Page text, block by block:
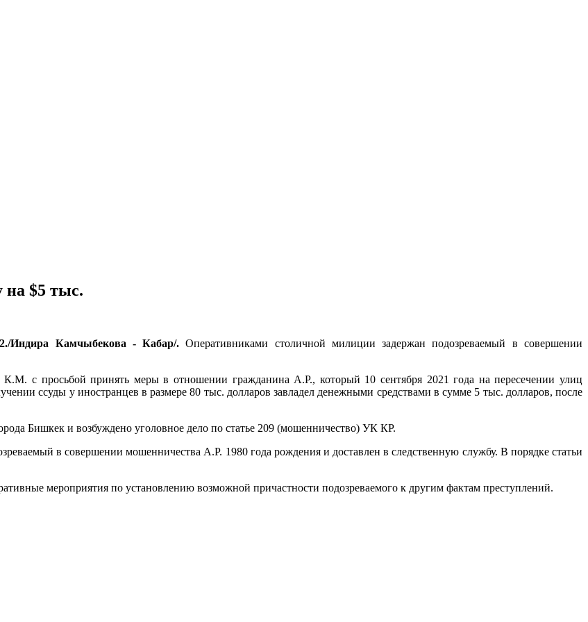
$5 тыс.
Индира Камчыбекова - Кабар/. Оперативниками столичной милиции задержан подозреваемый в совершении
с просьбой принять меры в отношении гражданина А.Р., который 10 сентября 2021 года на пересечении улиц
ссуды у иностранцев в размере 80 тыс. долларов завладел денежными средствами в сумме 5 тыс. долларов, после
Бишкек и возбуждено уголовное дело по статье 209 (мошенничество) УК КР.
в совершении мошенничества А.Р. 1980 года рождения и доставлен в следственную службу. В порядке статьи
мероприятия по установлению возможной причастности подозреваемого к другим фактам преступлений.